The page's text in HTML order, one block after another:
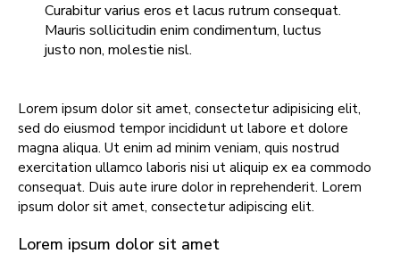
Curabitur varius eros et lacus rutrum consequat.
Mauris sollicitudin enim condimentum, luctus
justo non, molestie nisl.
Lorem ipsum dolor sit amet, consectetur adipisicing elit,
sed do eiusmod tempor incididunt ut labore et dolore
magna aliqua. Ut enim ad minim veniam, quis nostrud
exercitation ullamco laboris nisi ut aliquip ex ea commodo
consequat. Duis aute irure dolor in reprehenderit. Lorem
ipsum dolor sit amet, consectetur adipiscing elit.
Lorem ipsum dolor sit amet